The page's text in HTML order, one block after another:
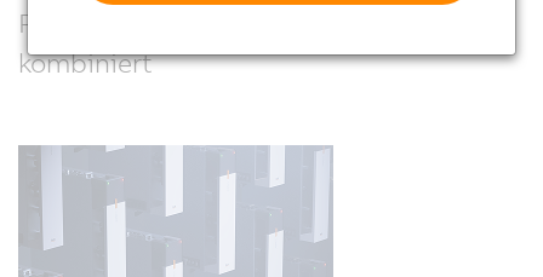
Präzision, Kraft und Leistung – perfekt
kombiniert